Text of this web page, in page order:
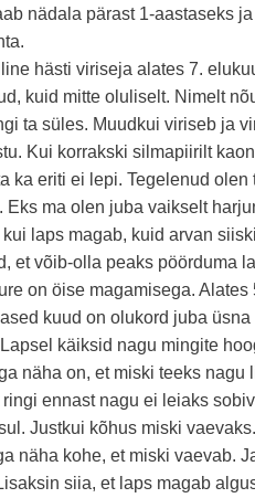
nädala pärast 1-aastaseks
hästi viriseja alates 7.
kuid mitte oluliselt. Nimelt
ta süles. Muudkui viriseb ja
Kui korrakski silmapiirilt
ka eriti ei lepi. Tegelenud olen
Eks ma olen juba vaikselt
laps magab, kuid arvan
et võib-olla peaks pöörduma
on öise magamisega.
kuud on olukord juba
käiksid nagu mingite
näha on, et miski teeks nagu
ennast nagu ei leiaks
Justkui kõhus miski
näha kohe, et miski vaevab.
siia, et laps magab